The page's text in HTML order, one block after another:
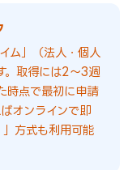
ム」（法人・個人
。取得には2〜3週
時点で最初に申請
オンラインで即
」方式も利用可能